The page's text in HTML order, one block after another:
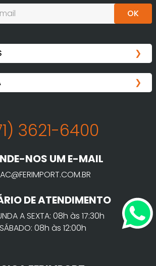
OK
3621-6400
NOS UM E-MAIL
DE ATENDIMENTO
A SEXTA: 08h às 17:30h
SÁBADO: 08h às 12:00h